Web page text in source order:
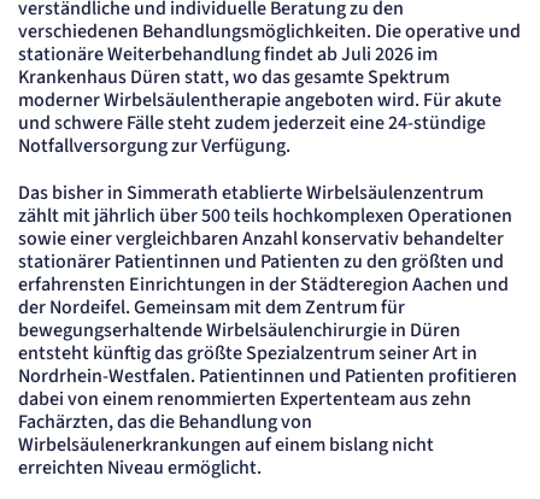
verständliche und individuelle Beratung zu den
verschiedenen Behandlungsmöglichkeiten. Die operative und
stationäre Weiterbehandlung findet ab Juli 2026 im
Krankenhaus Düren statt, wo das gesamte Spektrum
moderner Wirbelsäulentherapie angeboten wird. Für akute
und schwere Fälle steht zudem jederzeit eine 24-stündige
Notfallversorgung zur Verfügung.
Das bisher in Simmerath etablierte Wirbelsäulenzentrum
zählt mit jährlich über 500 teils hochkomplexen Operationen
sowie einer vergleichbaren Anzahl konservativ behandelter
stationärer Patientinnen und Patienten zu den größten und
erfahrensten Einrichtungen in der Städteregion Aachen und
der Nordeifel. Gemeinsam mit dem Zentrum für
bewegungserhaltende Wirbelsäulenchirurgie in Düren
entsteht künftig das größte Spezialzentrum seiner Art in
Nordrhein-Westfalen. Patientinnen und Patienten profitieren
dabei von einem renommierten Expertenteam aus zehn
Fachärzten, das die Behandlung von
Wirbelsäulenerkrankungen auf einem bislang nicht
erreichten Niveau ermöglicht.
Content-Management-System-
Cookie
Name:
fe_typo_user
TYPO3
Zweck:
Dient der Identifizierung eines Anwenders und der besseren Bedienerführung.
Cookie Laufzeit:
Sitzungs-Cookie
Name:
PHPSESSID
Anbieter:
Artemed SE
Zweck:
Behält die Zustände des Benutzers bei allen Seitenanfragen bei.